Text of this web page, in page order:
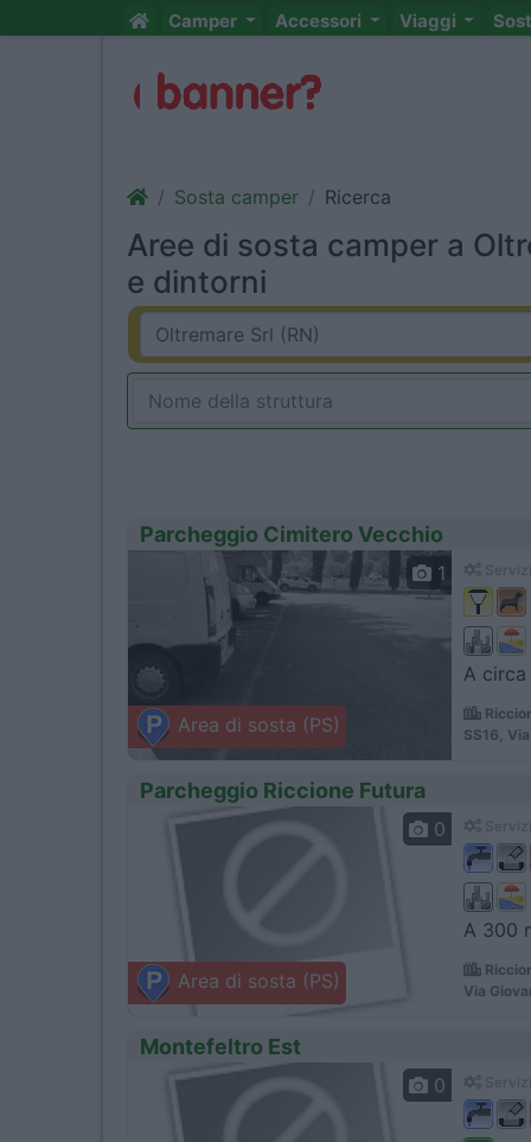
Camper Accessori Viaggi
Sosta camper Ricerca
Aree di sosta camper a
e dintorni
Parcheggio Cimitero Vecchio
Area di sosta (PS)
1
A
SS16,
Parcheggio Riccione Futura
Area di sosta (PS)
0
A 300
Via
Montefeltro Est
0